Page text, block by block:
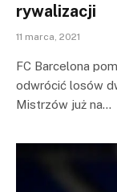
rywalizacji
11 marca, 2021
FC Barcelona
odwrócić losów
Mistrzów już na…